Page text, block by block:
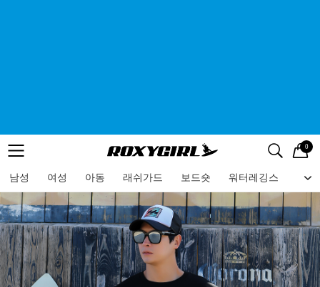
메뉴 검색
로고 0
남성 여성 아동 래쉬가드 보드숏 워터레깅스 비
메뉴